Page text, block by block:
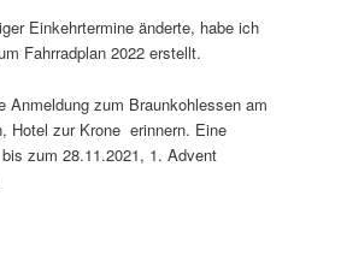
Einkehrtermine änderte, habe ich
Fahrradplan 2022 erstellt.
Anmeldung zum Braunkohlessen am
Hotel zur Krone erinnern. Eine
zum 28.11.2021, 1. Advent